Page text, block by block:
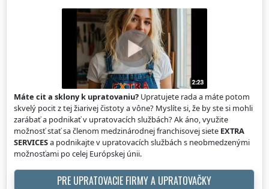
Máte cit a sklony k upratovaniu? Upratujete rada a máte potom
skvelý pocit z tej žiarivej čistoty a vône? Myslíte si, že by ste si mohli
zarábať a podnikať v upratovacích službách? Ak áno, využite
možnosť stať sa členom medzinárodnej franchisovej siete EXTRA
SERVICESa podnikajte v upratovacích službách s neobmedzenými
možnosťami po celej Európskej únii.
PRE UPRATOVACIE FIRMY A UPRATOVAČKY